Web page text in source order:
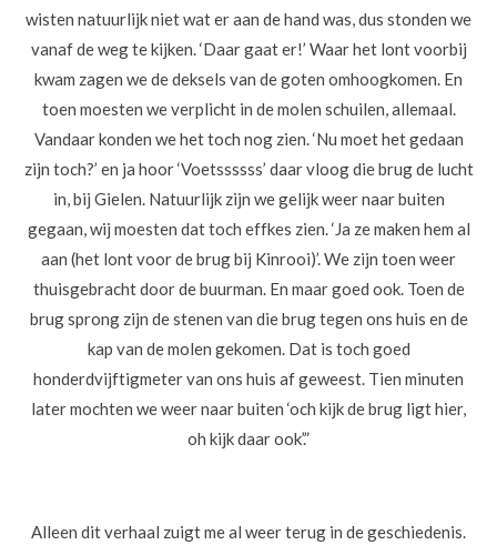
wisten natuurlijk niet wat er aan de hand was, dus stonden we
vanaf de weg te kijken. ‘Daar gaat er!’ Waar het lont voorbij
kwam zagen we de deksels van de goten omhoogkomen. En
toen moesten we verplicht in de molen schuilen, allemaal.
Vandaar konden we het toch nog zien. ‘Nu moet het gedaan
zijn toch?’ en ja hoor ‘Voetssssss’ daar vloog die brug de lucht
in, bij Gielen. Natuurlijk zijn we gelijk weer naar buiten
gegaan, wij moesten dat toch effkes zien. ‘Ja ze maken hem al
aan (het lont voor de brug bij Kinrooi)’. We zijn toen weer
thuisgebracht door de buurman. En maar goed ook. Toen de
brug sprong zijn de stenen van die brug tegen ons huis en de
kap van de molen gekomen. Dat is toch goed
honderdvijftigmeter van ons huis af geweest. Tien minuten
later mochten we weer naar buiten ‘och kijk de brug ligt hier,
oh kijk daar ook’.”
Alleen dit verhaal zuigt me al weer terug in de geschiedenis.